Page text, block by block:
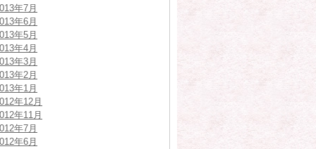
年7月
年6月
年5月
年4月
年3月
年2月
年1月
年12月
年11月
年7月
年6月